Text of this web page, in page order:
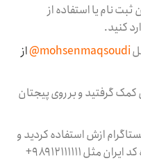
نام یا استفاده از
کنید.
mohsenmaqsoudi@
از
گرفتید و بر روی پیجتان
ازش استفاده کردید و
الان روی پیج فعال هست را به همراه کد ایران مثل ۹۸۹۱۲۱۱۱۱۱۱+